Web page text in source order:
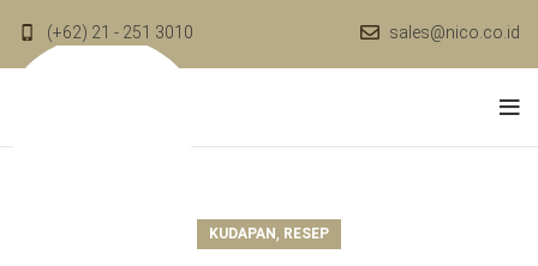
(+62) 21 - 251 3010 sales@nico.co.id
KUDAPAN, RESEP